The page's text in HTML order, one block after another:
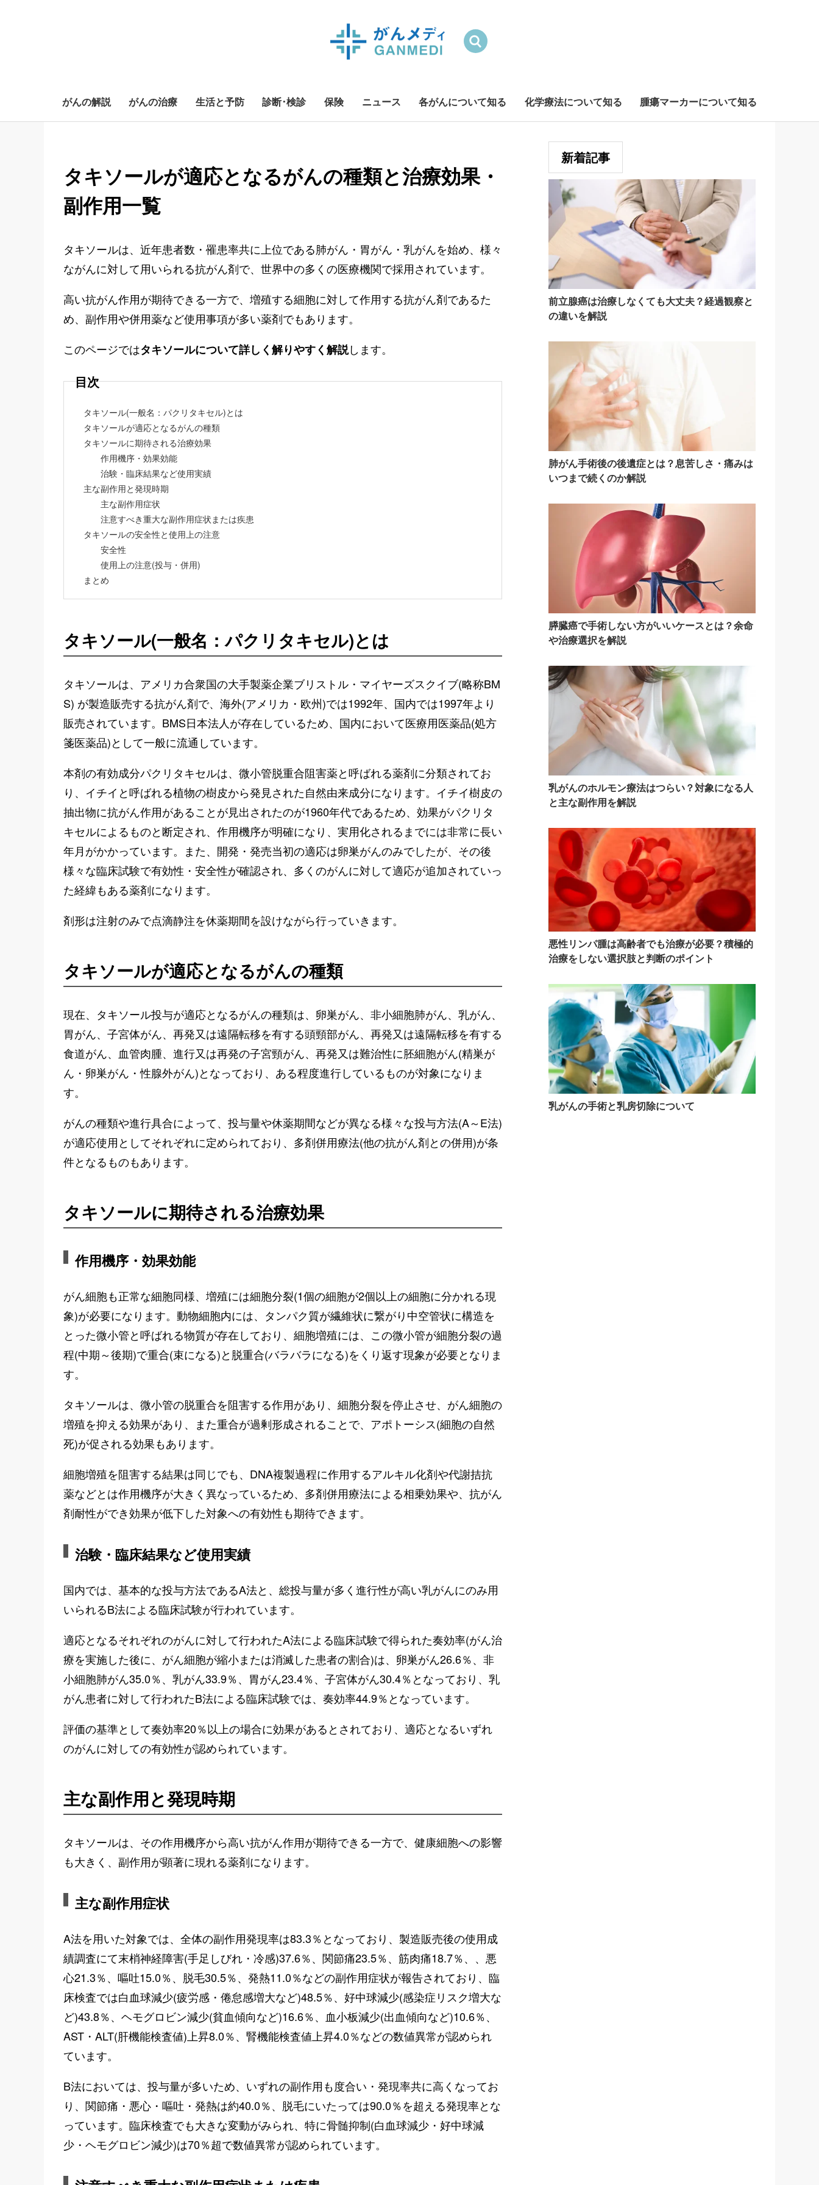
検索
がんの解説 がんの治療 生活と予防 診断･検診 保険 ニュース 各がんについて知る 化学療法について知る 腫瘍マーカーについて知る
タキソールが適応となるがんの種類と治療効果・
副作用一覧
タキソールは、近年患者数・罹患率共に上位である肺がん・胃がん・乳がんを始め、様々
ながんに対して用いられる抗がん剤で、世界中の多くの医療機関で採用されています。
高い抗がん作用が期待できる一方で、増殖する細胞に対して作用する抗がん剤であるた
め、副作用や併用薬など使用事項が多い薬剤でもあります。
このページではタキソールについて詳しく解りやすく解説します。
目次
タキソール(一般名：パクリタキセル)とは
タキソールが適応となるがんの種類
タキソールに期待される治療効果
作用機序・効果効能
治験・臨床結果など使用実績
主な副作用と発現時期
主な副作用症状
注意すべき重大な副作用症状または疾患
タキソールの安全性と使用上の注意
安全性
使用上の注意(投与・併用)
まとめ
タキソール(一般名：パクリタキセル)とは
タキソールは、アメリカ合衆国の大手製薬企業ブリストル・マイヤーズスクイブ(略称BM
S) が製造販売する抗がん剤で、海外(アメリカ・欧州)では1992年、国内では1997年より
販売されています。BMS日本法人が存在しているため、国内において医療用医薬品(処方
箋医薬品)として一般に流通しています。
本剤の有効成分パクリタキセルは、微小管脱重合阻害薬と呼ばれる薬剤に分類されてお
り、イチイと呼ばれる植物の樹皮から発見された自然由来成分になります。イチイ樹皮の
抽出物に抗がん作用があることが見出されたのが1960年代であるため、効果がパクリタ
キセルによるものと断定され、作用機序が明確になり、実用化されるまでには非常に長い
年月がかかっています。また、開発・発売当初の適応は卵巣がんのみでしたが、その後
様々な臨床試験で有効性・安全性が確認され、多くのがんに対して適応が追加されていっ
た経緯もある薬剤になります。
剤形は注射のみで点滴静注を休薬期間を設けながら行っていきます。
タキソールが適応となるがんの種類
現在、タキソール投与が適応となるがんの種類は、卵巣がん、非小細胞肺がん、乳がん、
胃がん、子宮体がん、再発又は遠隔転移を有する頭頸部がん、再発又は遠隔転移を有する
食道がん、血管肉腫、進行又は再発の子宮頸がん、再発又は難治性に胚細胞がん(精巣が
ん・卵巣がん・性腺外がん)となっており、ある程度進行しているものが対象になりま
す。
がんの種類や進行具合によって、投与量や休薬期間などが異なる様々な投与方法(A～E法)
が適応使用としてそれぞれに定められており、多剤併用療法(他の抗がん剤との併用)が条
件となるものもあります。
タキソールに期待される治療効果
作用機序・効果効能
がん細胞も正常な細胞同様、増殖には細胞分裂(1個の細胞が2個以上の細胞に分かれる現
象)が必要になります。動物細胞内には、タンパク質が繊維状に繋がり中空管状に構造を
とった微小管と呼ばれる物質が存在しており、細胞増殖には、この微小管が細胞分裂の過
程(中期～後期)で重合(束になる)と脱重合(バラバラになる)をくり返す現象が必要となりま
す。
タキソールは、微小管の脱重合を阻害する作用があり、細胞分裂を停止させ、がん細胞の
増殖を抑える効果があり、また重合が過剰形成されることで、アポトーシス(細胞の自然
死)が促される効果もあります。
細胞増殖を阻害する結果は同じでも、DNA複製過程に作用するアルキル化剤や代謝拮抗
薬などとは作用機序が大きく異なっているため、多剤併用療法による相乗効果や、抗がん
剤耐性ができ効果が低下した対象への有効性も期待できます。
治験・臨床結果など使用実績
国内では、基本的な投与方法であるA法と、総投与量が多く進行性が高い乳がんにのみ用
いられるB法による臨床試験が行われています。
適応となるそれぞれのがんに対して行われたA法による臨床試験で得られた奏効率(がん治
療を実施した後に、がん細胞が縮小または消滅した患者の割合)は、卵巣がん26.6％、非
小細胞肺がん35.0％、乳がん33.9％、胃がん23.4％、子宮体がん30.4％となっており、乳
がん患者に対して行われたB法による臨床試験では、奏効率44.9％となっています。
評価の基準として奏効率20％以上の場合に効果があるとされており、適応となるいずれ
のがんに対しての有効性が認められています。
主な副作用と発現時期
タキソールは、その作用機序から高い抗がん作用が期待できる一方で、健康細胞への影響
も大きく、副作用が顕著に現れる薬剤になります。
主な副作用症状
A法を用いた対象では、全体の副作用発現率は83.3％となっており、製造販売後の使用成
績調査にて末梢神経障害(手足しびれ・冷感)37.6％、関節痛23.5％、筋肉痛18.7％、、悪
心21.3％、嘔吐15.0％、脱毛30.5％、発熱11.0％などの副作用症状が報告されており、臨
床検査では白血球減少(疲労感・倦怠感増大など)48.5％、好中球減少(感染症リスク増大な
ど)43.8％、ヘモグロビン減少(貧血傾向など)16.6％、血小板減少(出血傾向など)10.6％、
AST・ALT(肝機能検査値)上昇8.0％、腎機能検査値上昇4.0％などの数値異常が認められ
ています。
B法においては、投与量が多いため、いずれの副作用も度合い・発現率共に高くなってお
り、関節痛・悪心・嘔吐・発熱は約40.0％、脱毛にいたっては90.0％を超える発現率とな
っています。臨床検査でも大きな変動がみられ、特に骨髄抑制(白血球減少・好中球減
少・ヘモグロビン減少)は70％超で数値異常が認められています。
新着記事
前立腺癌は治療しなくても大丈夫？経過観察と
の違いを解説
肺がん手術後の後遺症とは？息苦しさ・痛みは
いつまで続くのか解説
膵臓癌で手術しない方がいいケースとは？余命
や治療選択を解説
乳がんのホルモン療法はつらい？対象になる人
と主な副作用を解説
悪性リンパ腫は高齢者でも治療が必要？積極的
治療をしない選択肢と判断のポイント
乳がんの手術と乳房切除について